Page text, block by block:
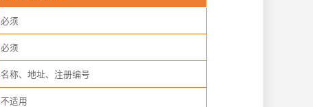
必须
必须
名称、地址、注册编号
不适用